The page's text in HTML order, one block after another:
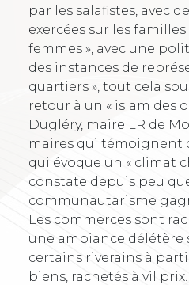
par les salafistes, avec
exercées sur les
femmes », avec une
des instances de
quartiers », tout cela
retour à un « islam des
Dugléry, maire LR de
maires qui témoignent
qui évoque un « climat
constate depuis peu
communautarisme
Les commerces sont
une ambiance délétère
certains riverains à
biens, rachetés à vil prix.